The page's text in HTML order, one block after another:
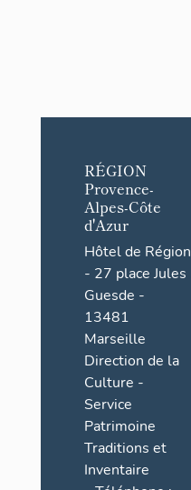
RÉGION
Provence-
Alpes-Côte
d'Azur
Hôtel de Région
- 27 place Jules
Guesde -
13481
Marseille
Direction de la
Culture -
Service
Patrimoine
Traditions et
Inventaire